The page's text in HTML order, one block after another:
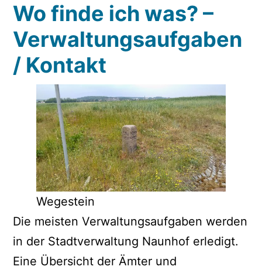
Wo finde ich was? –
Verwaltungsaufgaben
/ Kontakt
Wegestein
Die meisten Verwaltungsaufgaben werden
in der Stadtverwaltung Naunhof erledigt.
Eine Übersicht der Ämter und